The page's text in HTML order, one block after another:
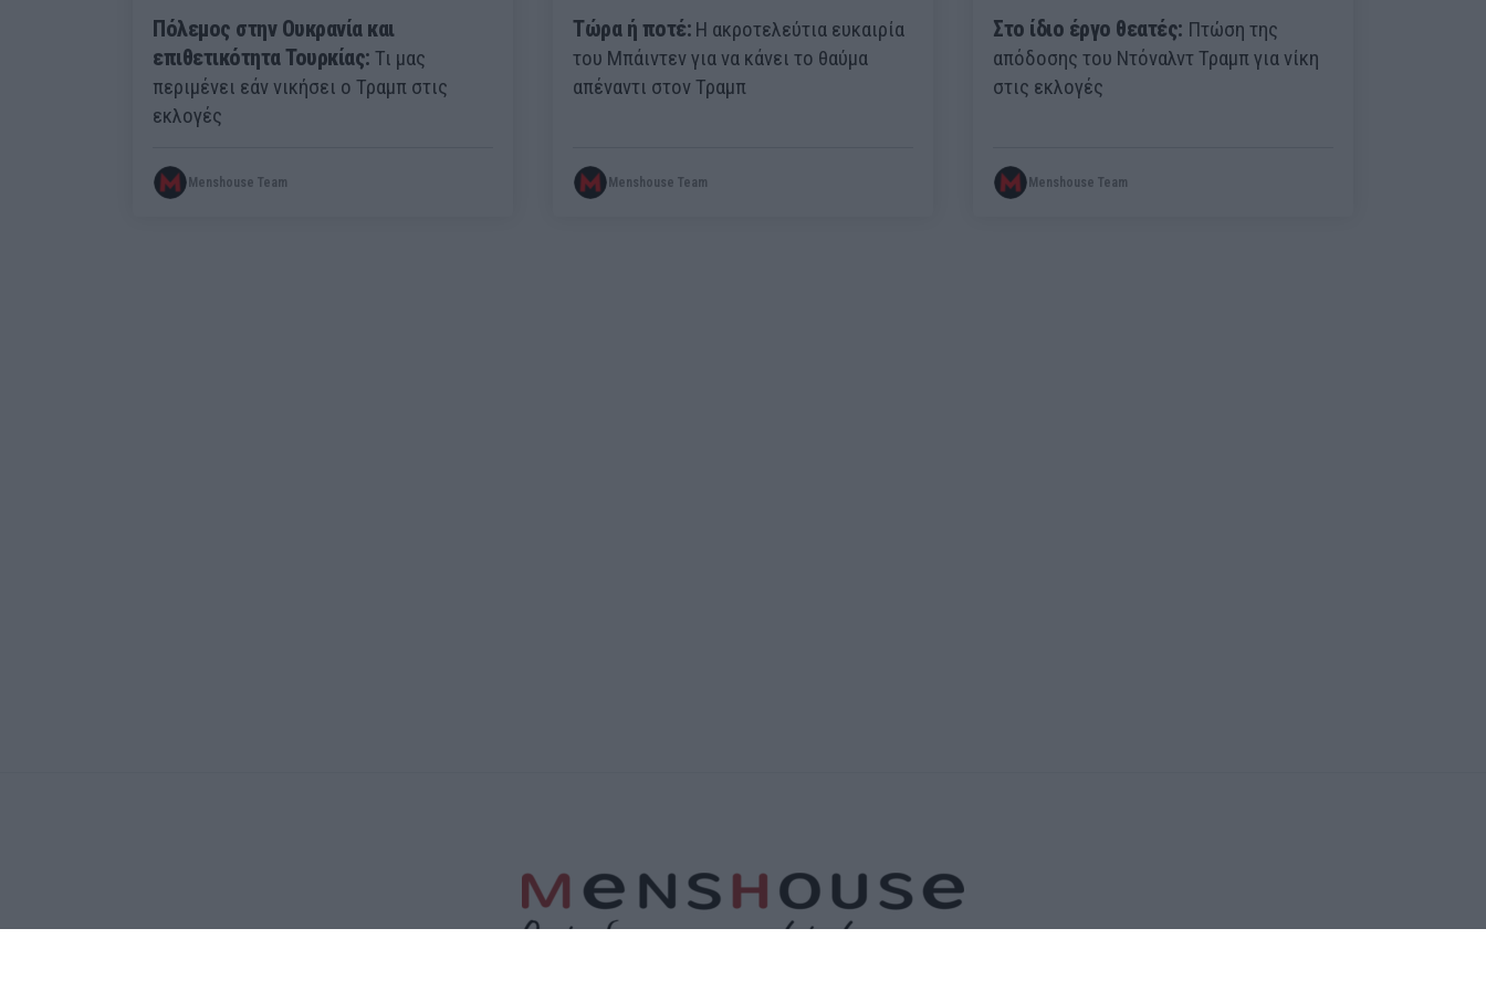
Πόλεμος στην Ουκρανία και
επιθετικότητα Τουρκίας: Τι μας
περιμένει εάν νικήσει ο Τραμπ στις
εκλογές
Menshouse Team
Τώρα ή ποτέ: Η ακροτελεύτια ευκαιρία
του Μπάιντεν για να κάνει το θαύμα
απέναντι στον Τραμπ
Menshouse Team
Στο ίδιο έργο θεατές: Πτώση της
απόδοσης του Ντόναλντ Τραμπ για νίκη
στις εκλογές
Menshouse Team